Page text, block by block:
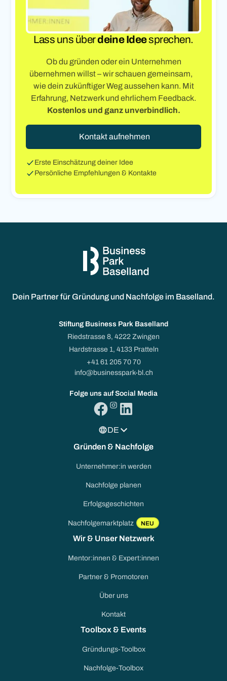
Lass uns überdeine Ideesprechen.
Ob du gründen oder ein Unternehmen
übernehmen willst – wir schauen gemeinsam,
wie dein zukünftiger Weg aussehen kann. Mit
Erfahrung, Netzwerk und ehrlichem Feedback.
Kostenlos und ganz unverbindlich.
Kontakt aufnehmen
Erste Einschätzung deiner Idee
Persönliche Empfehlungen & Kontakte
Dein Partner für Gründung und Nachfolge im Baselland.
Stiftung Business Park Baselland
Riedstrasse 8, 4222 Zwingen
Hardstrasse 1, 4133 Pratteln
+41 61 205 70 70
info@businesspark-bl.ch
Folge uns auf Social Media
DE
Gründen & Nachfolge
Unternehmer:in werden
Nachfolge planen
Erfolgsgeschichten
Nachfolgemarktplatz NEU
Wir & Unser Netzwerk
Mentor:innen & Expert:innen
Partner & Promotoren
Über uns
Kontakt
Toolbox & Events
Gründungs-Toolbox
Nachfolge-Toolbox